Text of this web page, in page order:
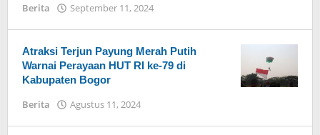
Berita September 11, 2024
Ka
Bogor
Atraksi Terjun Payung Merah Putih
Warnai Perayaan HUT RI ke-79 di
Kabupaten Bogor
Berita Agustus 11, 2024